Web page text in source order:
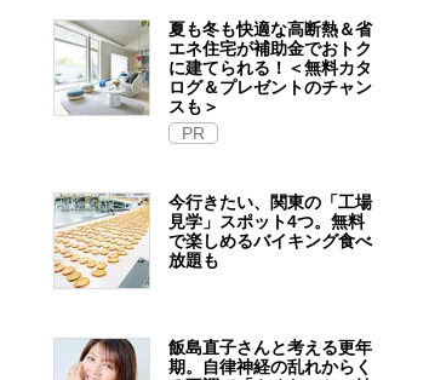
夏も冬も快適な高断熱＆省
エネ住宅が補助金でおトク
に建てられる！＜無料カタ
ログ＆プレゼントのチャン
スも＞
PR
今行きたい、関東の「工場
見学」スポット4つ。無料
で楽しめるバイキング食べ
放題も
飯島直子さんと考える更年
期。自律神経の乱れからく